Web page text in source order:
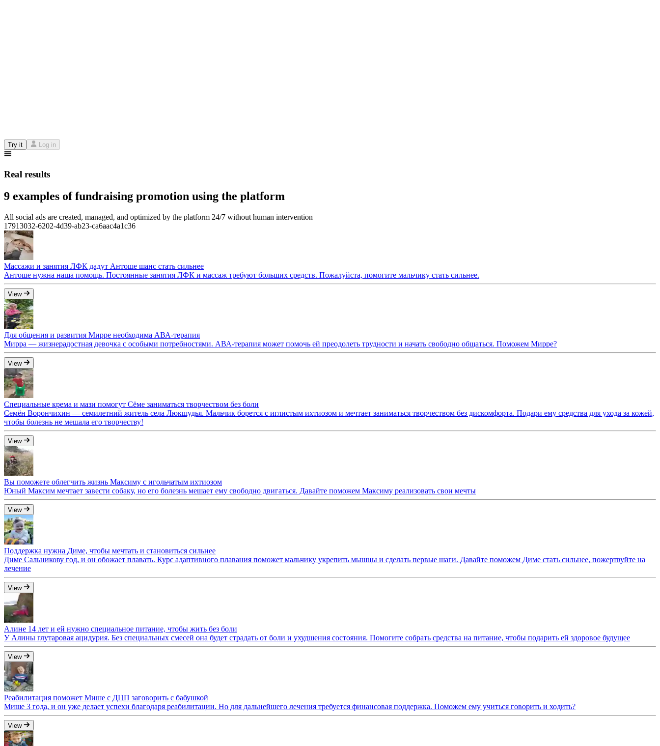
Try it Log in
Real results
9 examples of fundraising promotion using the platform
All social ads are created, managed, and optimized by the platform 24/7 without human intervention
17913032-6202-4d39-ab23-ca6aac4a1c36
Массажи и занятия ЛФК дадут Антоше шанс стать сильнее
Антоше нужна наша помощь. Постоянные занятия ЛФК и массаж требуют больших средств. Пожалуйста, помогите мальчику стать сильнее.
View
Для общения и развития Мирре необходима АВА-терапия
Мирра — жизнерадостная девочка с особыми потребностями. АВА-терапия может помочь ей преодолеть трудности и начать свободно общаться. Поможем Мирре?
View
Специальные крема и мази помогут Сёме заниматься творчеством без боли
Семён Ворончихин — семилетний житель села Люкшудья. Мальчик борется с иглистым ихтиозом и мечтает заниматься творчеством без дискомфорта. Подари ему средства для ухода за кожей,
чтобы болезнь не мешала его творчеству!
View
Вы поможете облегчить жизнь Максиму с игольчатым ихтиозом
Юный Максим мечтает завести собаку, но его болезнь мешает ему свободно двигаться. Давайте поможем Максиму реализовать свои мечты
View
Поддержка нужна Диме, чтобы мечтать и становиться сильнее
Диме Сальникову год, и он обожает плавать. Курс адаптивного плавания поможет мальчику укрепить мышцы и сделать первые шаги. Давайте поможем Диме стать сильнее, пожертвуйте на
лечение
View
Алине 14 лет и ей нужно специальное питание, чтобы жить без боли
У Алины глутаровая ацидурия. Без специальных смесей она будет страдать от боли и ухудшения состояния. Помогите собрать средства на питание, чтобы подарить ей здоровое будущее
View
Реабилитация поможет Мише с ДЦП заговорить с бабушкой
Мише 3 года, и он уже делает успехи благодаря реабилитации. Но для дальнейшего лечения требуется финансовая поддержка. Поможем ему учиться говорить и ходить?
View